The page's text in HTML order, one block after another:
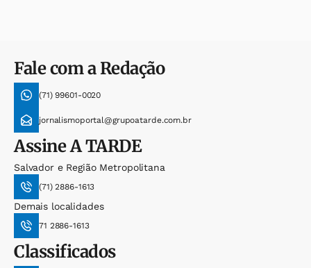
Fale com a Redação
(71) 99601-0020
jornalismoportal@grupoatarde.com.br
AssineA TARDE
Salvador e Região Metropolitana
(71) 2886-1613
Demais localidades
71 2886-1613
Classificados